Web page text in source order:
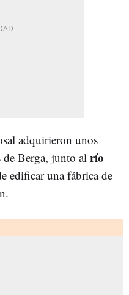
adquirieron unos
de Berga, junto al río
edificar una fábrica de